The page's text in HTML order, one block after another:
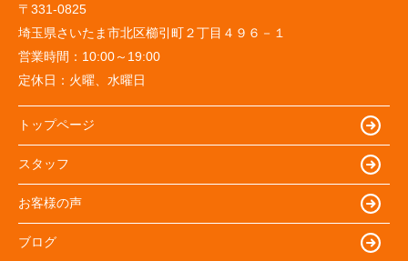
〒331-0825
埼玉県さいたま市北区櫛引町２丁目４９６－１
営業時間： 10:00～19:00
定休日： 火曜、水曜日
トップページ
スタッフ
お客様の声
ブログ